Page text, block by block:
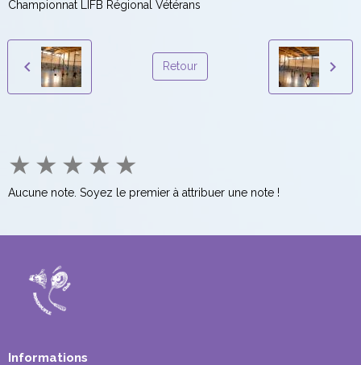
Championnat LIFB Régional Vétérans
Retour
★ ★ ★ ★ ★
Aucune note. Soyez le premier à attribuer une note !
Informations